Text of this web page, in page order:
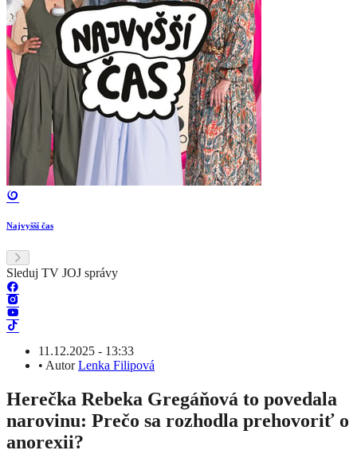
Najvyšší čas
Sleduj TV JOJ správy
11.12.2025 - 13:33
• AutorLenka Filipová
Herečka Rebeka Gregáňová to povedala
narovinu: Prečo sa rozhodla prehovoriť o
anorexii?